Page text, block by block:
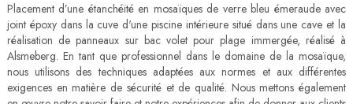
Placement d’une étanchéité en mosaïques de verre bleu émeraude avec
joint époxy dans la cuve d'une piscine intérieure situé dans une cave et la
réalisation de panneaux sur bac volet pour plage immergée, réalisé à
Alsmeberg. En tant que professionnel dans le domaine de la mosaïque,
nous utilisons des techniques adaptées aux normes et aux différentes
exigences en matière de sécurité et de qualité. Nous mettons également